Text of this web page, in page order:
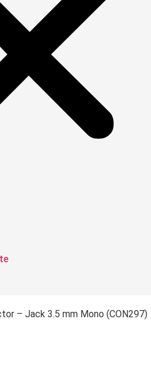
– Jack 3.5 mm Mono (CON297)